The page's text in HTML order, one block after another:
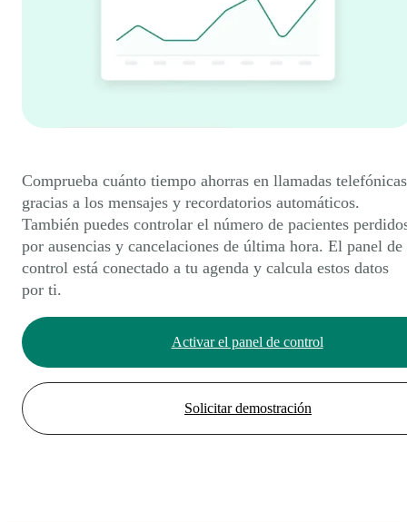
Comprueba cuánto tiempo ahorras en llamadas telefónicas
gracias a los mensajes y recordatorios automáticos.
También puedes controlar el número de pacientes
por ausencias y cancelaciones de última hora. El panel de
control está conectado a tu agenda y calcula estos datos
por ti.
Activar el panel de control
Solicitar demostración